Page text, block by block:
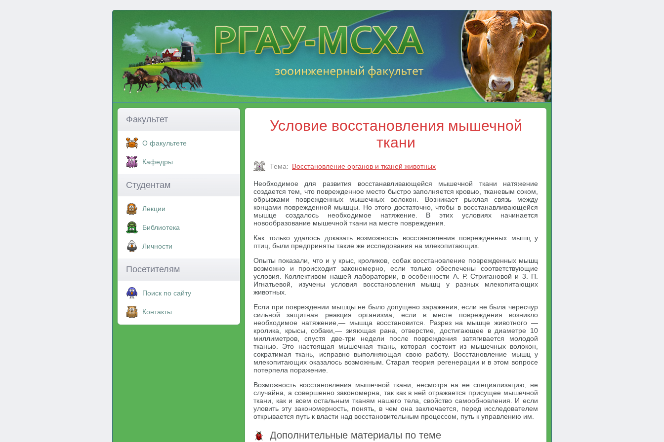
Факультет
О факультете
Кафедры
Студентам
Лекции
Библиотека
Личности
Посетителям
Поиск по сайту
Контакты
Условие восстановления мышечной
ткани
Тема: Восстановление органов и тканей животных
Необходимое для развития восстанавливающейся мышечной ткани натяжение
создается тем, что поврежденное место быстро заполняется кровью, тканевым соком,
обрывками поврежденных мышечных волокон. Возникает рыхлая связь между
концами поврежденной мышцы. Но этого достаточно, чтобы в восстанавливающейся
мышце создалось необходимое натяжение. В этих условиях начинается
новообразование мышечной ткани на месте повреждения.
Как только удалось доказать возможность восстановления поврежденных мышц у
птиц, были предприняты такие же исследования на млекопитающих.
Опыты показали, что и у крыс, кроликов, собак восстановление поврежденных мышц
возможно и происходит закономерно, если только обеспечены соответствующие
условия. Коллективом нашей лаборатории, в особенности А. Р. Стригановой и 3. П.
Игнатьевой, изучены условия восстановления мышц у разных млекопитающих
животных.
Если при повреждении мышцы не было допущено заражения, если не была чересчур
сильной защитная реакция организма, если в месте повреждения возникло
необходимое натяжение,— мышца восстановится. Разрез на мышце животного —
кролика, крысы, собаки,— зияющая рана, отверстие, достигающее в диаметре 10
миллиметров, спустя две-три недели после повреждения затягивается молодой
тканью. Это настоящая мышечная ткань, которая состоит из мышечных волокон,
сократимая ткань, исправно выполняющая свою работу. Восстановление мышц у
млекопитающих оказалось возможным. Старая теория регенерации и в этом вопросе
потерпела поражение.
Возможность восстановления мышечной ткани, несмотря на ее специализацию, не
случайна, а совершенно закономерна, так как в ней отражается присущее мышечной
ткани, как и всем остальным тканям нашего тела, свойство самообновления. И если
уловить эту закономерность, понять, в чем она заключается, перед исследователем
открывается путь к власти над восстановительным процессом, путь к управлению им.
Дополнительные материалы по теме